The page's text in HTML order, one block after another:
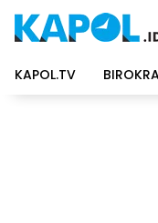
konten
KAPOL.TV